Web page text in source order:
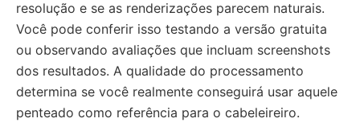
resolução e se as renderizações parecem naturais.
Você pode conferir isso testando a versão gratuita
ou observando avaliações que incluam screenshots
dos resultados. A qualidade do processamento
determina se você realmente conseguirá usar aquele
penteado como referência para o cabeleireiro.